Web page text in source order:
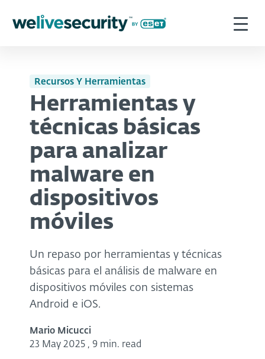
Recursos Y Herramientas
Herramientas y
técnicas básicas
para analizar
malware en
dispositivos
móviles
Un repaso por herramientas y técnicas
básicas para el análisis de malware en
dispositivos móviles con sistemas
Android e iOS.
Mario Micucci
23 May 2025 , 9 min. read